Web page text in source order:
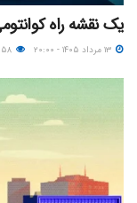
یک نقشه راه